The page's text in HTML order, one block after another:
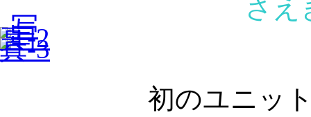
さえ
初のユニッ